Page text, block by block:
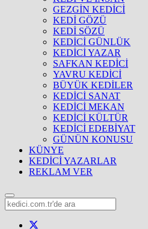
GEZGİN KEDİCİ
KEDİ GÖZÜ
KEDİ SÖZÜ
KEDİCİ GÜNLÜK
KEDİCİ YAZAR
SAFKAN KEDİCİ
YAVRU KEDİCİ
BÜYÜK KEDİLER
KEDİCİ SANAT
KEDİCİ MEKAN
KEDİCİ KÜLTÜR
KEDİCİ EDEBİYAT
GÜNÜN KONUSU
KÜNYE
KEDİCİ YAZARLAR
REKLAM VER